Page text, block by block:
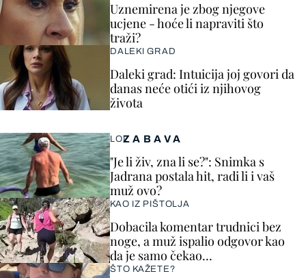
ZABAVA
LOL
"Je li živ, zna li se?": Snimka s
Jadrana postala hit, radi li i vaš
muž ovo?
KAO IZ PIŠTOLJA
Dobacila komentar trudnici bez
noge, a muž ispalio odgovor kao
da je samo čekao…
ŠTO KAŽETE?
Uznemirena je zbog njegove
ucjene - hoće li napraviti što
traži?
DALEKI GRAD
Daleki grad: Intuicija joj govori da
danas neće otići iz njihovog
života